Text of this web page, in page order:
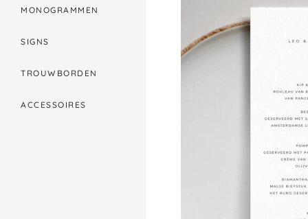
MONOGRAMMEN
SIGNS
TROUWBORDEN
ACCESSOIRES